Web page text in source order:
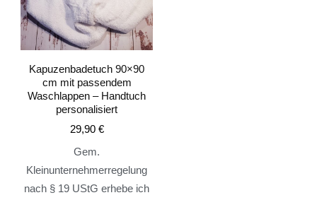
Kapuzenbadetuch 90×90
cm mit passendem
Waschlappen – Handtuch
personalisiert
29,90 €
Gem.
Kleinunternehmerregelung
nach § 19 UStG erhebe ich